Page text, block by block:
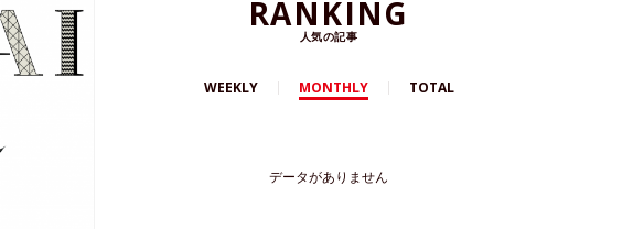
RANKING
人気の記事
WEEKLY MONTHLY TOTAL
データがありません